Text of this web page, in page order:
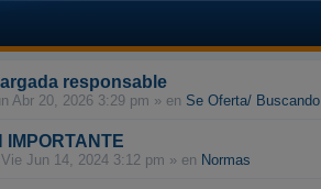
responsable
Abr 20, 2026 3:29 pm » en Se Oferta/ Buscando
IMPORTANTE
Vie Jun 14, 2024 3:12 pm » en Normas